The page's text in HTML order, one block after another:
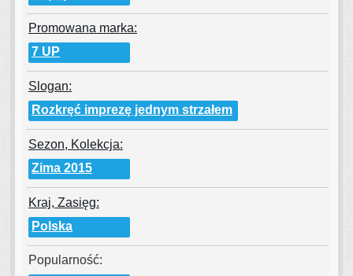
Promowana marka:
7 UP
Slogan:
Rozkręć imprezę jednym strzałem
Sezon, Kolekcja:
Zima 2015
Kraj, Zasięg:
Polska
Popularność: